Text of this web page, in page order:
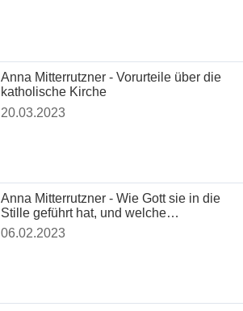
Anna Mitterrutzner - Vorurteile über die
katholische Kirche
20.03.2023
Anna Mitterrutzner - Wie Gott sie in die
Stille geführt hat, und welche
Erfahrungen sie dort gemacht hat
06.02.2023